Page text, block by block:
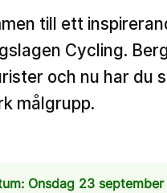
till ett
Cycling.
och nu har du
målgrupp.
Onsdag 23